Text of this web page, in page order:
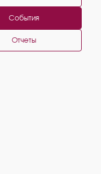
События
Отчеты